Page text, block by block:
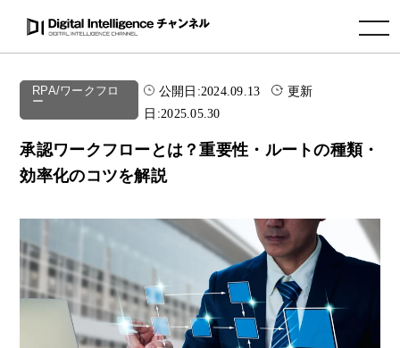
toggle navigation
RPA/ワークフロ
ー
公開日:2024.09.13
更新
日:2025.05.30
承認ワークフローとは？重要性・ルートの種類・
効率化のコツを解説